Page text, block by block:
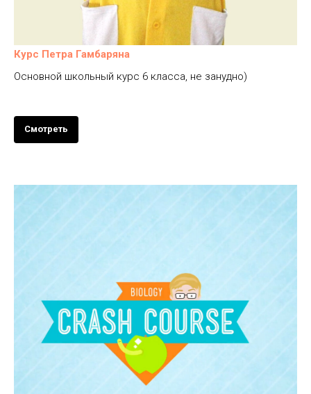
Курс Петра Гамбаряна
Основной школьный курс 6 класса, не занудно)
Смотреть